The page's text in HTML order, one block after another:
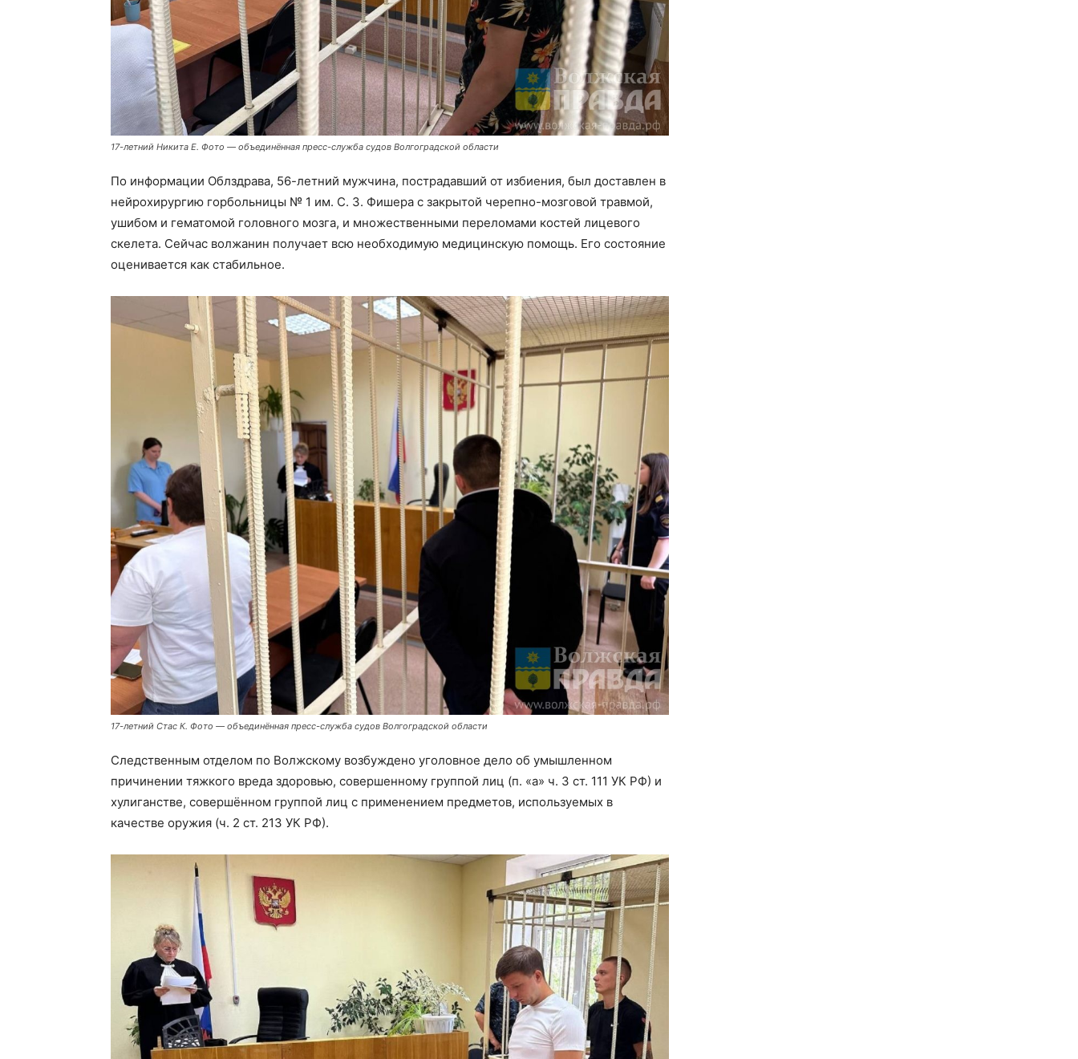
17-летний Никита Е. Фото — объединённая пресс-служба судов Волгоградской области
По информации Облздрава, 56-летний мужчина, пострадавший от избиения, был доставлен в
нейрохирургию горбольницы № 1 им. С. З. Фишера с закрытой черепно-мозговой травмой,
ушибом и гематомой головного мозга, и множественными переломами костей лицевого
скелета. Сейчас волжанин получает всю необходимую медицинскую помощь. Его состояние
оценивается как стабильное.
17-летний Стас К. Фото — объединённая пресс-служба судов Волгоградской области
Следственным отделом по Волжскому возбуждено уголовное дело об умышленном
причинении тяжкого вреда здоровью, совершенному группой лиц (п. «а» ч. 3 ст. 111 УК РФ) и
хулиганстве, совершённом группой лиц с применением предметов, используемых в
качестве оружия (ч. 2 ст. 213 УК РФ).